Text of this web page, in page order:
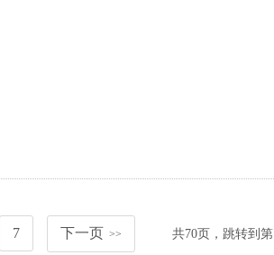
7 下一页 >> 共70页，跳转到第